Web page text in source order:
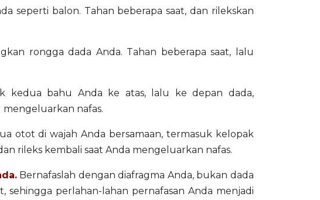
seperti balon. Tahan beberapa saat, dan rilekskan
rongga dada Anda. Tahan beberapa saat, lalu
kedua bahu Anda ke atas, lalu ke depan dada,
nafas.
otot di wajah Anda bersamaan, termasuk kelopak
rileks kembali saat Anda mengeluarkan nafas.
Bernafaslah dengan diafragma Anda, bukan dada
perlahan-lahan pernafasan Anda menjadi